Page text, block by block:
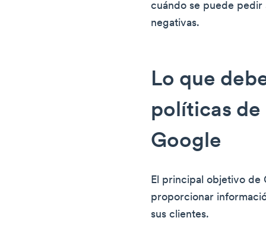
cuándo se puede pedir
negativas.
Lo que
políticas de
Google
El principal objetivo de
proporcionar
sus clientes.